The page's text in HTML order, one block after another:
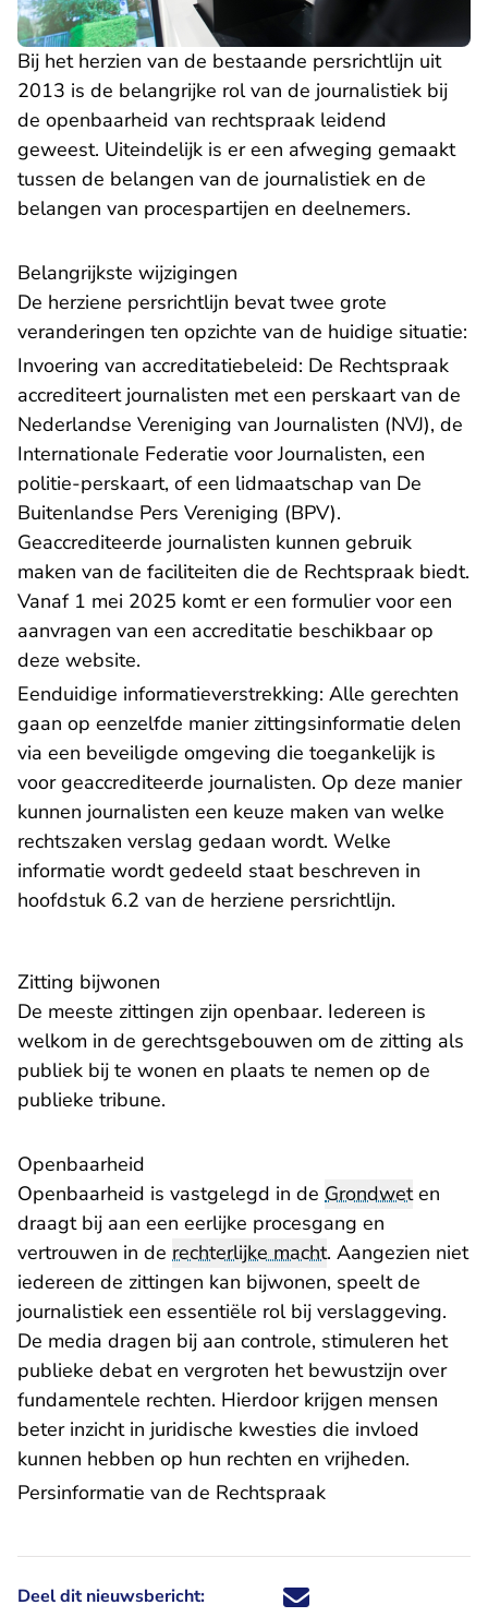
Bij het herzien van de bestaande persrichtlijn uit
2013 is de belangrijke rol van de journalistiek bij
de openbaarheid van rechtspraak leidend
geweest. Uiteindelijk is er een afweging gemaakt
tussen de belangen van de journalistiek en de
belangen van procespartijen en deelnemers.
Belangrijkste wijzigingen
De herziene persrichtlijn bevat twee grote
veranderingen ten opzichte van de huidige situatie:
Invoering van accreditatiebeleid: De Rechtspraak
accrediteert journalisten met een perskaart van de
Nederlandse Vereniging van Journalisten (NVJ), de
Internationale Federatie voor Journalisten, een
politie-perskaart, of een lidmaatschap van De
Buitenlandse Pers Vereniging (BPV).
Geaccrediteerde journalisten kunnen gebruik
maken van de faciliteiten die de Rechtspraak biedt.
Vanaf 1 mei 2025 komt er een formulier voor een
aanvragen van een accreditatie beschikbaar op
deze website.
Eenduidige informatieverstrekking: Alle gerechten
gaan op eenzelfde manier zittingsinformatie delen
via een beveiligde omgeving die toegankelijk is
voor geaccrediteerde journalisten. Op deze manier
kunnen journalisten een keuze maken van welke
rechtszaken verslag gedaan wordt. Welke
informatie wordt gedeeld staat beschreven in
hoofdstuk 6.2 van de herziene persrichtlijn.
Zitting bijwonen
De meeste zittingen zijn openbaar. Iedereen is
welkom in de gerechtsgebouwen om de zitting als
publiek bij te wonen en plaats te nemen op de
publieke tribune.
Openbaarheid
Openbaarheid is vastgelegd in de Grondweten
draagt bij aan een eerlijke procesgang en
vertrouwen in de rechterlijke macht. Aangezien niet
iedereen de zittingen kan bijwonen, speelt de
journalistiek een essentiële rol bij verslaggeving.
De media dragen bij aan controle, stimuleren het
publieke debat en vergroten het bewustzijn over
fundamentele rechten. Hierdoor krijgen mensen
beter inzicht in juridische kwesties die invloed
kunnen hebben op hun rechten en vrijheden.
Persinformatie van de Rechtspraak
Deel dit nieuwsbericht: Deel dit nieuwsbericht via X -
Deel dit nieuwsbericht via
Deel dit nieuwsbericht
Deel dit